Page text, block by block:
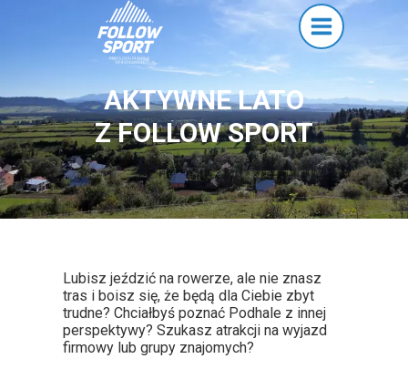
Lubisz jeździć na rowerze, ale nie znasz
tras i boisz się, że będą dla Ciebie zbyt
trudne? Chciałbyś poznać Podhale z innej
perspektywy? Szukasz atrakcji na wyjazd
firmowy lub grupy znajomych?
AKTYWNE LATO
Z FOLLOW SPORT